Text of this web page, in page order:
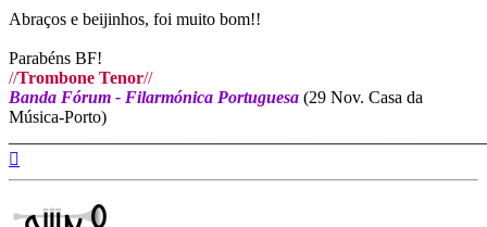
Abraços e beijinhos, foi muito bom!!
Parabéns BF!
//Trombone Tenor//
Banda Fórum - Filarmónica Portuguesa (29 Nov. Casa da
Música-Porto)